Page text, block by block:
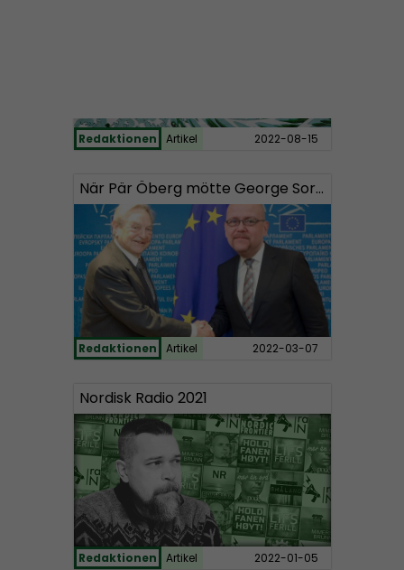
Redaktionen Artikel 2022-08-15
När Pär Öberg mötte George Soros
Redaktionen Artikel 2022-03-07
Nordisk Radio 2021
Redaktionen Artikel 2022-01-05